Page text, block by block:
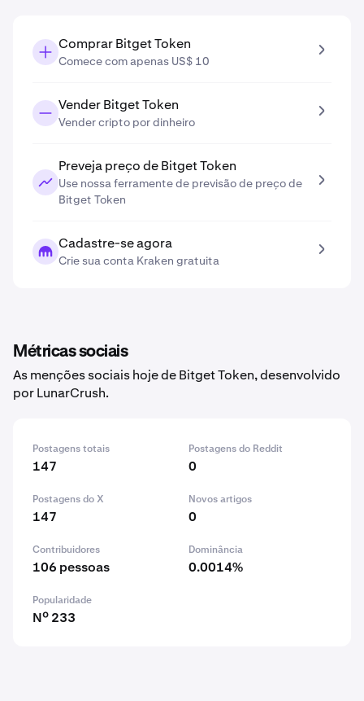
Comprar Bitget Token
Comece com apenas US$ 10
Vender Bitget Token
Vender cripto por dinheiro
Preveja preço de Bitget Token
Use nossa ferramente de previsão de preço de
Bitget Token
Cadastre-se agora
Crie sua conta Kraken gratuita
Métricas sociais
As menções sociais hoje de Bitget Token, desenvolvido
por LunarCrush.
Postagens totais
147
Postagens do Reddit
0
Postagens do X
147
Novos artigos
0
Contribuidores
106 pessoas
Dominância
0.0014%
Popularidade
Nº 233